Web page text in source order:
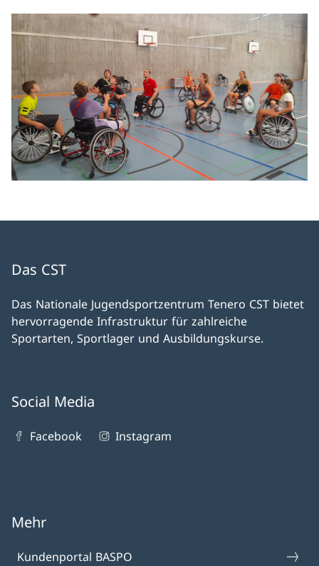
Das CST
Das Nationale Jugendsportzentrum Tenero CST bietet
hervorragende Infrastruktur für zahlreiche
Sportarten, Sportlager und Ausbildungskurse.
Social Media
Facebook Instagram
Mehr
Kundenportal BASPO